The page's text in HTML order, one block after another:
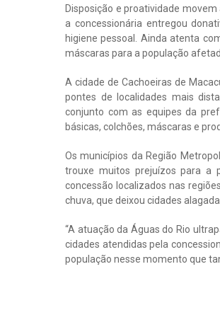
Disposição e proatividade
a concessionária entregou
higiene pessoal. Ainda atenta
máscaras para a população
A cidade de Cachoeiras de
pontes de localidades mais
conjunto com as equipes da
básicas, colchões, máscaras e
Os municípios da Região
trouxe muitos prejuízos para a
concessão localizados nas
chuva, que deixou cidades
“A atuação da Águas do Rio
cidades atendidas pela
população nesse momento que